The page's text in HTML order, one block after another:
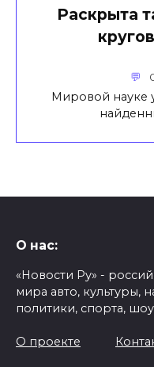
Раскрыта
Мировой науке
О нас:
«Новости Ру» -
мира авто, культуры,
политики, спорта,
О проекте